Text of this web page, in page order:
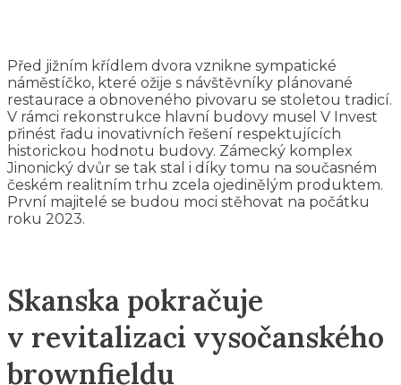
Před jižním křídlem dvora vznikne sympatické
náměstíčko, které ožije s návštěvníky plánované
restaurace a obnoveného pivovaru se stoletou tradicí.
V rámci rekonstrukce hlavní budovy musel V Invest
přinést řadu inovativních řešení respektujících
historickou hodnotu budovy. Zámecký komplex
Jinonický dvůr se tak stal i díky tomu na současném
českém realitním trhu zcela ojedinělým produktem.
První majitelé se budou moci stěhovat na počátku
roku 2023.
Skanska pokračuje
v revitalizaci vysočanského
brownfieldu